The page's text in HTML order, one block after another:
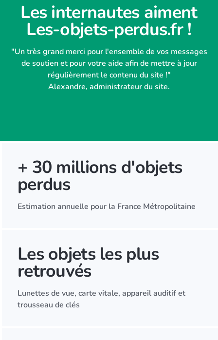
Les internautes aiment
Les-objets-perdus.fr !
"Un très grand merci pour l'ensemble de vos messages
de soutien et pour votre aide afin de mettre à jour
régulièrement le contenu du site !"
Alexandre, administrateur du site.
+ 30 millions d'objets
perdus
Estimation annuelle pour la France Métropolitaine
Les objets les plus
retrouvés
Lunettes de vue, carte vitale, appareil auditif et
trousseau de clés